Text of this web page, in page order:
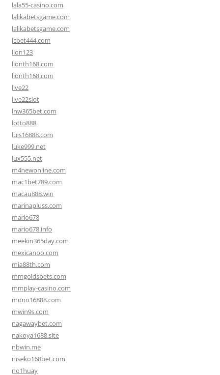
lala55-casino.com
lalikabetsgame.com
lalikabetsgame.com
lcbet444.com
lion123
lionth168.com
lionth168.com
live22
live22slot
lnw365bet.com
lotto888
luis16888.com
luke999.net
lux555.net
m4newonline.com
mac1bet789.com
macau888.win
marinapluss.com
mario678
mario678.info
meekin365day.com
mexicanoo.com
mia88th.com
mmgoldsbets.com
mmplay-casino.com
mono16888.com
mwin9s.com
nagawaybet.com
nakoya1688.site
nbwin.me
niseko168bet.com
no1huay